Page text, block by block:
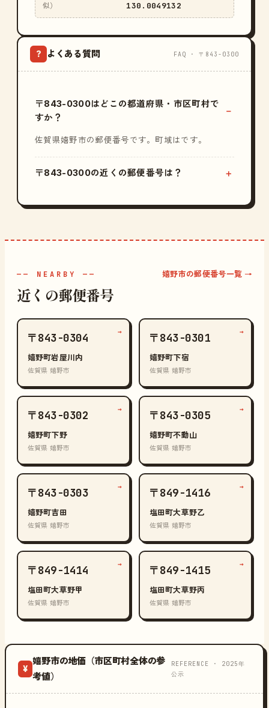
似）
130.0049132
? よくある質問 FAQ · 〒843-0300
〒843-0300はどこの都道府県・市区町村で
すか？
佐賀県嬉野市の郵便番号です。町域はです。
〒843-0300の近くの郵便番号は？
—— NEARBY ——
近くの郵便番号
嬉野市の郵便番号一覧 →
〒843-0304
嬉野町岩屋川内
佐賀県 嬉野市
→ 〒843-0301
嬉野町下宿
佐賀県 嬉野市
→
〒843-0302
嬉野町下野
佐賀県 嬉野市
→ 〒843-0305
嬉野町不動山
佐賀県 嬉野市
→
〒843-0303
嬉野町吉田
佐賀県 嬉野市
→ 〒849-1416
塩田町大草野乙
佐賀県 嬉野市
→
〒849-1414
塩田町大草野甲
佐賀県 嬉野市
→ 〒849-1415
塩田町大草野丙
佐賀県 嬉野市
→
¥
嬉野市の地価（市区町村全体の参
考値）
REFERENCE · 2025年
公示